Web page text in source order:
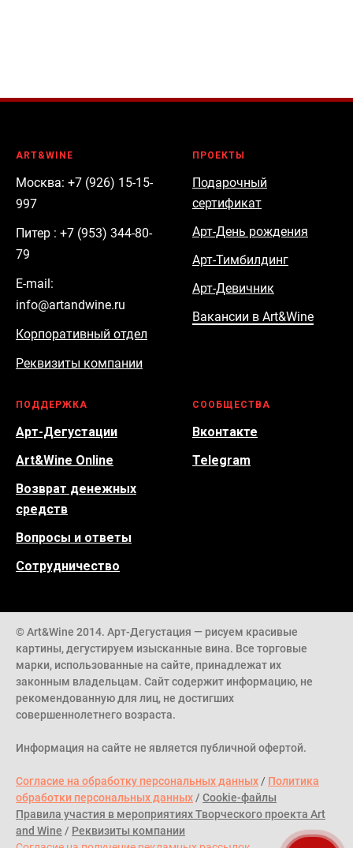
ART&WINE
Москва: +7 (926) 15-15-
997
Питер : +7 (953) 344-80-
79
E-mail:
info@artandwine.ru
Корпоративный отдел
Реквизиты компании
ПРОЕКТЫ
Подарочный
сертификат
Арт-День рождения
Арт-Тимбилдинг
Арт-Девичник
Вакансии в Art&Wine
ПОДДЕРЖКА
Арт-Дегустации
Art&Wine Online
Возврат денежных
средств
Вопросы и ответы
Сотрудничество
СООБЩЕСТВА
Вконтакте
Telegram
© Art&Wine 2014. Арт-Дегустация — рисуем красивые
картины, дегустируем изысканные вина. Все торговые
марки, использованные на сайте, принадлежат их
законным владельцам. Сайт содержит информацию, не
рекомендованную для лиц, не достигших
совершеннолетнего возраста.
Информация на сайте не является публичной офертой.
Согласие на обработку персональных данных / Политика
обработки персональных данных / Cookie-файлы
Правила участия в мероприятиях Творческого проекта Art
and Wine / Реквизиты компании